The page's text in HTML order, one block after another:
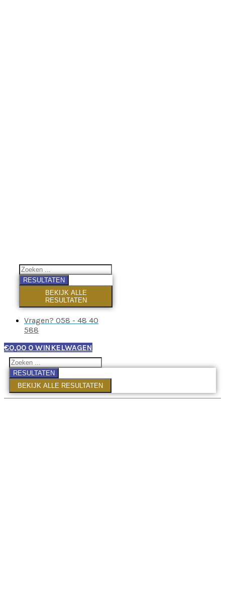
RESULTATEN
BEKIJK ALLE
RESULTATEN
Vragen? 058 - 48 40
588
€0,00 0 WINKELWAGEN
RESULTATEN
BEKIJK ALLE RESULTATEN